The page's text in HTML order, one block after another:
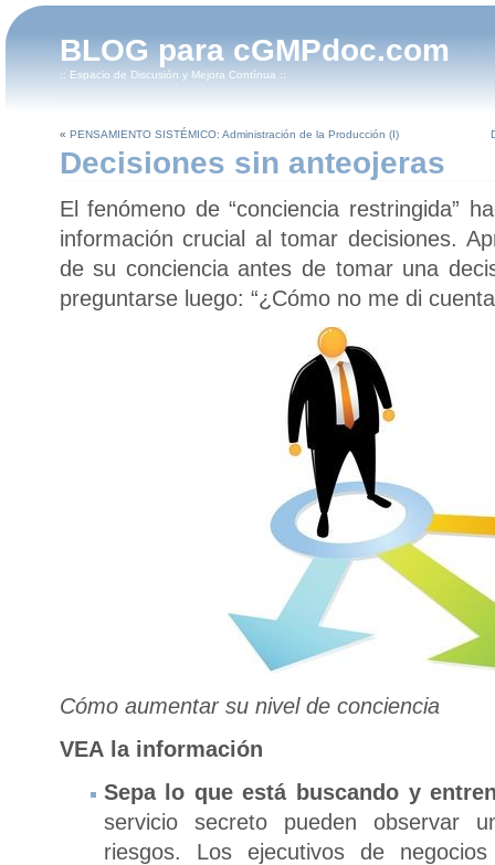
BLOG para cGMPdoc.com
:: Espacio de Discusión y Mejora Contínua ::
« PENSAMIENTO SISTÉMICO: Administración de la Producción (I)
Decisiones sin anteojeras
El fenómeno de “conciencia restringida”
información crucial al tomar decisiones.
de su conciencia antes de tomar una
preguntarse luego: “¿Cómo no me di
Cómo aumentar su nivel de conciencia
VEA la información
Sepa lo que está buscando y
servicio secreto pueden observar
riesgos. Los ejecutivos de